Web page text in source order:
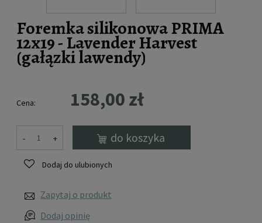
Foremka silikonowa PRIMA
12x19 - Lavender Harvest
(gałązki lawendy)
Cena: 158,00 zł
- + do koszyka
Dodaj do ulubionych
Zapytaj o produkt
Dodaj opinię